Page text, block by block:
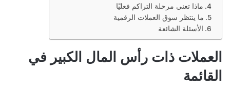
ماذا تعني مرحلة التراكم فعليًا
ما ينتظر سوق العملات الرقمية
الأسئلة الشائعة
العملات ذات رأس المال الكبير في
القائمة